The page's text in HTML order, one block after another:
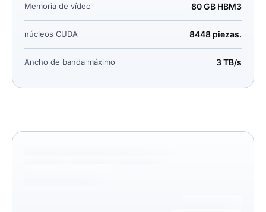
Memoria de vídeo 80 GB HBM3
núcleos CUDA 8448 piezas.
Ancho de banda máximo 3 TB/s